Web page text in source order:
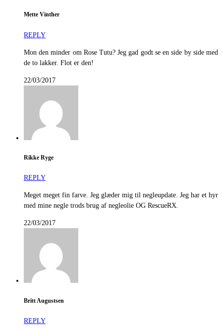
Mette Vinther
REPLY
Mon den minder om Rose Tutu? Jeg gad godt se en side by side med
de to lakker. Flot er den!
22/03/2017
Rikke Ryge
REPLY
Meget meget fin farve. Jeg glæder mig til negleupdate. Jeg har et hyr
med mine negle trods brug af negleolie OG RescueRX.
22/03/2017
Britt Augustsen
REPLY